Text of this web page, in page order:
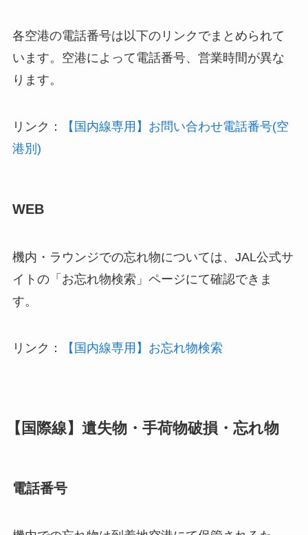
各空港の電話番号は以下のリンクでまとめられて
います。空港によって電話番号、営業時間が異な
ります。
リンク：
【国内線専用】お問い合わせ電話番号(空
港別)
WEB
機内・ラウンジでの忘れ物については、JAL公式サ
イトの「お忘れ物検索」ページにて確認できま
す。
リンク： 【国内線専用】お忘れ物検索
【国際線】遺失物・手荷物破損・忘れ物
電話番号